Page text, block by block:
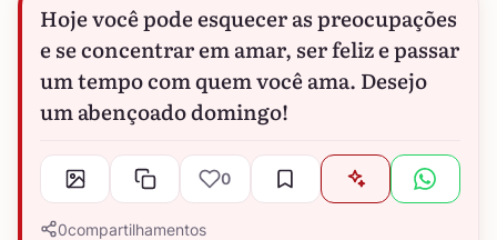
Hoje você pode esquecer as preocupações
e se concentrar em amar, ser feliz e passar
um tempo com quem você ama. Desejo
um abençoado domingo!
0
0compartilhamentos